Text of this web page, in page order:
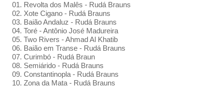
01. Revolta dos Malês - Rudá Brauns
02. Xote Cigano - Rudá Brauns
03. Baião Andaluz - Rudá Brauns
04. Toré - Antônio José Madureira
05. Two Rivers - Ahmad Al Khatib
06. Baião em Transe - Rudá Brauns
07. Curimbó - Rudá Braun
08. Semiárido - Rudá Brauns
09. Constantinopla - Rudá Brauns
10. Zona da Mata - Rudá Brauns